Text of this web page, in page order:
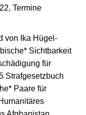
Termine
von Ika Hügel-
Sichtbarkeit
für
Strafgesetzbuch
Paare für